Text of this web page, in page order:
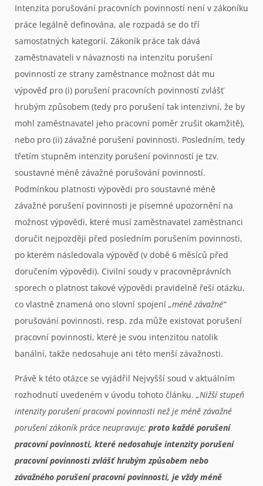
Intenzita porušování pracovních povinností není v zákoníku
práce legálně definována, ale rozpadá se do tří
samostatných kategorií. Zákoník práce tak dává
zaměstnavateli v návaznosti na intenzitu porušení
povinností ze strany zaměstnance možnost dát mu
výpověď pro (i) porušení pracovních povinností zvlášť
hrubým způsobem (tedy pro porušení tak intenzivní, že by
mohl zaměstnavatel jeho pracovní poměr zrušit okamžitě),
nebo pro (ii) závažné porušení povinnosti. Posledním, tedy
třetím stupněm intenzity porušení povinností je tzv.
soustavné méně závažné porušování povinností.
Podmínkou platnosti výpovědi pro soustavné méně
závažné porušení povinnosti je písemné upozornění na
možnost výpovědi, které musí zaměstnavatel zaměstnanci
doručit nejpozději před posledním porušením povinnosti,
po kterém následovala výpověď (v době 6 měsíců před
doručením výpovědi). Civilní soudy v pracovněprávních
sporech o platnost takové výpovědi pravidelně řeší otázku,
co vlastně znamená ono slovní spojení „méně závažné“
porušování povinnosti, resp. zda může existovat porušení
pracovní povinnosti, které je svou intenzitou natolik
banální, takže nedosahuje ani této menší závažnosti.
Právě k této otázce se vyjádřil Nejvyšší soud v aktuálním
rozhodnutí uvedeném v úvodu tohoto článku. „Nižší stupeň
intenzity porušení pracovní povinnosti než je méně závažné
porušení zákoník práce neupravuje; proto každé porušení
pracovní povinnosti, které nedosahuje intenzity porušení
pracovní povinnosti zvlášť hrubým způsobem nebo
závažného porušení pracovní povinnosti, je vždy méně